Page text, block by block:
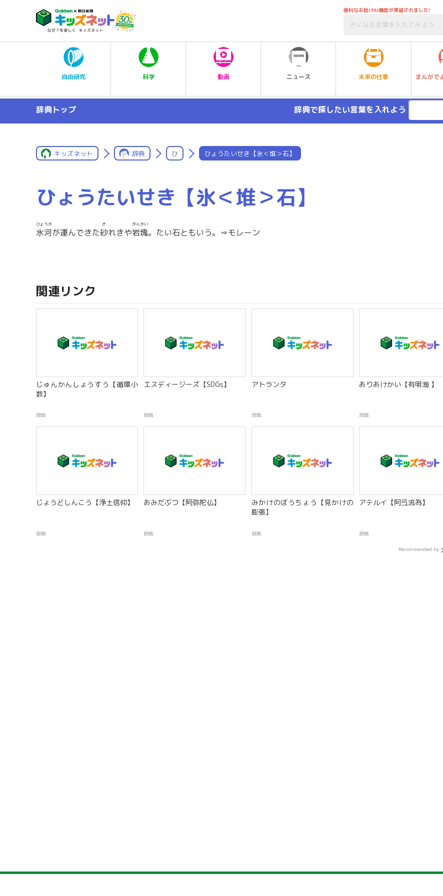
便利なお助けAI機能が実装されました!
自由研究 科学 動画 ニュース 未来の仕事
まんがで
辞典トップ 辞典で探したい言葉を入れよう
キッズネット 辞典 ひ ひょうたいせき【氷＜堆＞石】
ひょうたいせき【氷＜堆＞石】
氷河
ひょうが
が運んできた砂
さ
れきや岩塊
がんかい
。たい石ともいう。⇒モレーン
関連リンク
じゅんかんしょうすう【循環小
数】
辞典
エスディージーズ【SDGs】
辞典
アトランタ
辞典
ありあけかい【有明海 】
辞典
じょうどしんこう【浄土信仰】
辞典
あみだぶつ【阿弥陀仏】
辞典
みかけのぼうちょう【見かけの
膨張】
辞典
アテルイ【阿弖流為】
辞典
Recommended by